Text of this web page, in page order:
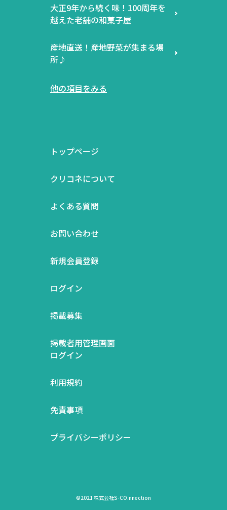
大正9年から続く味！100周年を
越えた老舗の和菓子屋
産地直送！産地野菜が集まる場
所♪
他の項目をみる
トップページ
クリコネについて
よくある質問
お問い合わせ
新規会員登録
ログイン
掲載募集
掲載者用管理画面
ログイン
利用規約
免責事項
プライバシーポリシー
©2021 株式会社S-CO.nnection